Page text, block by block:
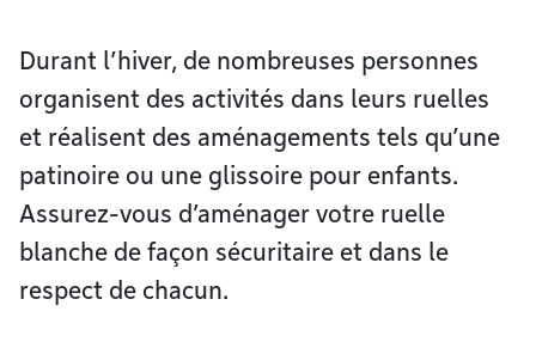
Durant l’hiver, de nombreuses personnes
organisent des activités dans leurs ruelles
et réalisent des aménagements tels qu’une
patinoire ou une glissoire pour enfants.
Assurez-vous d’aménager votre ruelle
blanche de façon sécuritaire et dans le
respect de chacun.